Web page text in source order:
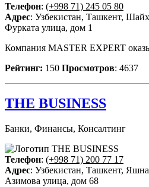
Телефон: (+998 71) 245 05 80
Адрес: Узбекистан, Ташкент,
Фурката улица, дом 1
Компания MASTER EXPERT
Рейтинг: 150 Просмотров: 4637
THE BUSINESS
Банки, Финансы, Консалтинг
Телефон: (+998 71) 200 77 17
Адрес: Узбекистан, Ташкент,
Азимова улица, дом 68